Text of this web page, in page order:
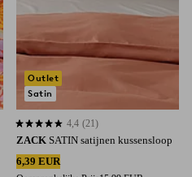
ZACK SATIN satijnen kussensloop
6,39 EUR
4,4 op basis van 21 beoordelingen
4,4 (21)
Outlet
Satin